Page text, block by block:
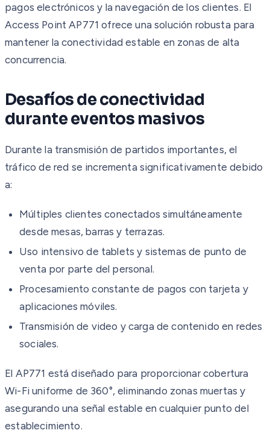
pagos electrónicos y la navegación de los clientes. El
Access Point AP771 ofrece una solución robusta para
mantener la conectividad estable en zonas de alta
concurrencia.
Desafíos de conectividad
durante eventos masivos
Durante la transmisión de partidos importantes, el
tráfico de red se incrementa significativamente debido
a:
Múltiples clientes conectados simultáneamente
desde mesas, barras y terrazas.
Uso intensivo de tablets y sistemas de punto de
venta por parte del personal.
Procesamiento constante de pagos con tarjeta y
aplicaciones móviles.
Transmisión de video y carga de contenido en redes
sociales.
El AP771 está diseñado para proporcionar cobertura
Wi-Fi uniforme de 360°, eliminando zonas muertas y
asegurando una señal estable en cualquier punto del
establecimiento.